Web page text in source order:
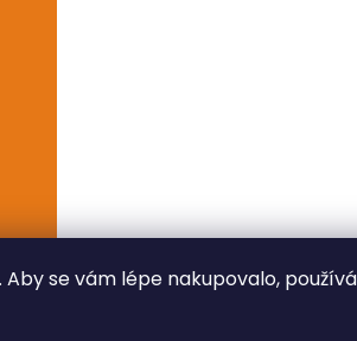
. Aby se vám lépe nakupovalo,